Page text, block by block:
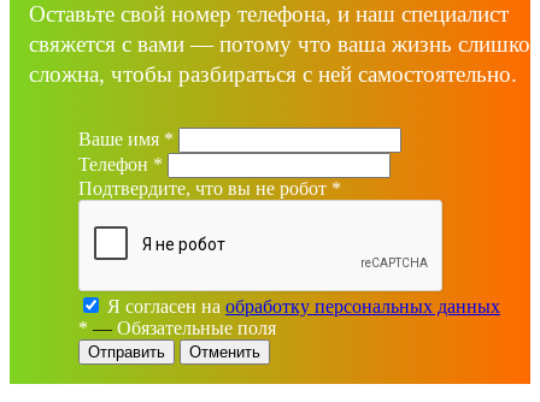
Оставьте свой номер телефона, и наш специалист
свяжется с вами — потому что ваша жизнь
сложна, чтобы разбираться с ней самостоятельно.
Ваше имя *
Телефон *
Подтвердите, что вы не робот *
Я согласен на обработку персональных данных
* — Обязательные поля
Отменить